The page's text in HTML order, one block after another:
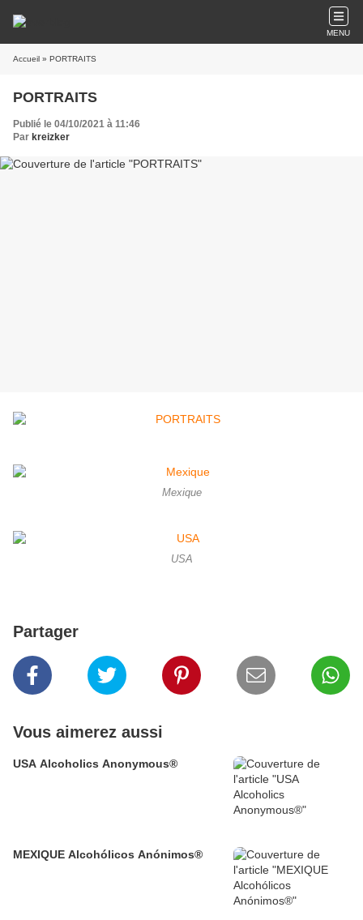
MENU
Accueil » PORTRAITS
PORTRAITS
Publié le 04/10/2021 à 11:46
Par kreizker
Mexique
USA
Partager
Vous aimerez aussi
USA Alcoholics Anonymous®
MEXIQUE Alcohólicos Anónimos®